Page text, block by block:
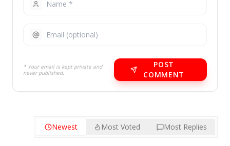
* Your email is kept private and
never published.
POST
COMMENT
Newest Most Voted Most Replies